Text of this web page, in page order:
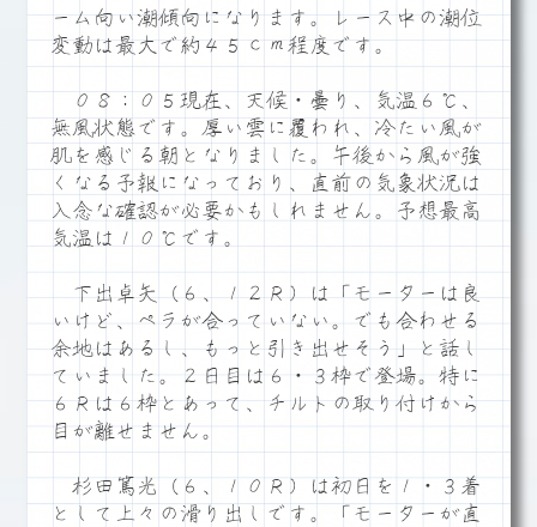
ーム向い潮傾向になります。レース中の潮位
変動は最大で約４５ｃｍ程度です。
０８：０５現在、天候・曇り、気温６℃、
無風状態です。厚い雲に覆われ、冷たい風が
肌を感じる朝となりました。午後から風が強
くなる予報になっており、直前の気象状況は
入念な確認が必要かもしれません。予想最高
気温は１０℃です。
下出卓矢（６、１２Ｒ）は「モーターは良
いけど、ペラが合っていない。でも合わせる
余地はあるし、もっと引き出せそう」と話し
ていました。２日目は６・３枠で登場。特に
６Ｒは６枠とあって、チルトの取り付けから
目が離せません。
杉田篤光（６、１０Ｒ）は初日を１・３着
として上々の滑り出しです。「モーターが直